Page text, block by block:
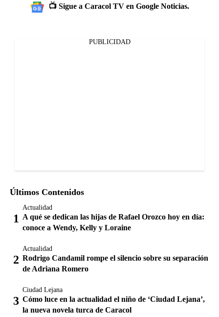
📺 Sigue a Caracol TV en Google Noticias.
PUBLICIDAD
Últimos Contenidos
Actualidad
A qué se dedican las hijas de Rafael Orozco hoy en día:
conoce a Wendy, Kelly y Loraine
Actualidad
Rodrigo Candamil rompe el silencio sobre su separación
de Adriana Romero
Ciudad Lejana
Cómo luce en la actualidad el niño de ‘Ciudad Lejana’,
la nueva novela turca de Caracol